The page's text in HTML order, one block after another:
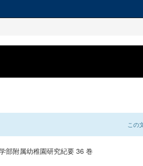
この
部附属幼稚園研究紀要 36 巻